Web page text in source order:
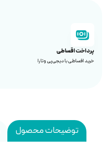
پرداخت اقساطی
خرید اقساطی با دیجی‌پی و تارا
توضیحات محصول